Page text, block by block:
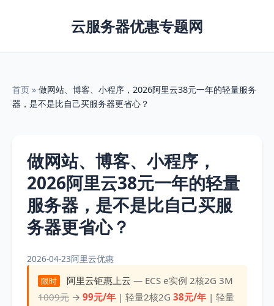
云服务器优惠专题网
首页 » 做网站、博客、小程序，2026阿里云38元一年的轻量服务
器，是不是比自己买服务器更省心？
做网站、博客、小程序，
2026阿里云38元一年的轻量
服务器，是不是比自己买服
务器更省心？
2026-04-23阿里云优惠
限时 阿里云钜惠上云 — ECS e实例 2核2G 3M
1009元 →99元/年 | 轻量2核2G38元/年 | 轻量